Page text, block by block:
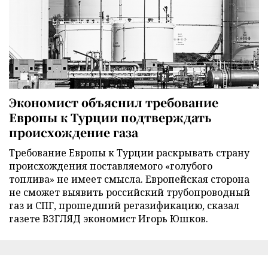
Экономист объяснил требование
Европы к Турции подтверждать
происхождение газа
Требование Европы к Турции раскрывать страну
происхождения поставляемого «голубого
топлива» не имеет смысла. Европейская сторона
не сможет выявить российский трубопроводный
газ и СПГ, прошедший регазификацию, сказал
газете ВЗГЛЯД экономист Игорь Юшков.